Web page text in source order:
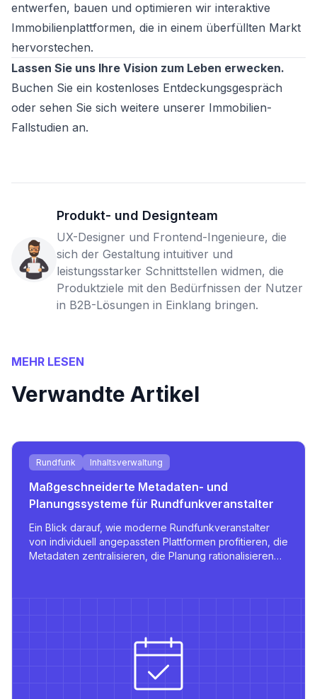
entwerfen, bauen und optimieren wir interaktive
Immobilienplattformen, die in einem überfüllten Markt
hervorstechen.
Lassen Sie uns Ihre Vision zum Leben erwecken.
Buchen Sie ein kostenloses Entdeckungsgespräch
oder sehen Sie sich weitere unserer Immobilien-
Fallstudien an.
Produkt- und Designteam
UX-Designer und Frontend-Ingenieure, die
sich der Gestaltung intuitiver und
leistungsstarker Schnittstellen widmen, die
Produktziele mit den Bedürfnissen der Nutzer
in B2B-Lösungen in Einklang bringen.
MEHR LESEN
Verwandte Artikel
Rundfunk Inhaltsverwaltung
Maßgeschneiderte Metadaten- und
Planungssysteme für Rundfunkveranstalter
Ein Blick darauf, wie moderne Rundfunkveranstalter
von individuell angepassten Plattformen profitieren, die
Metadaten zentralisieren, die Planung rationalisieren